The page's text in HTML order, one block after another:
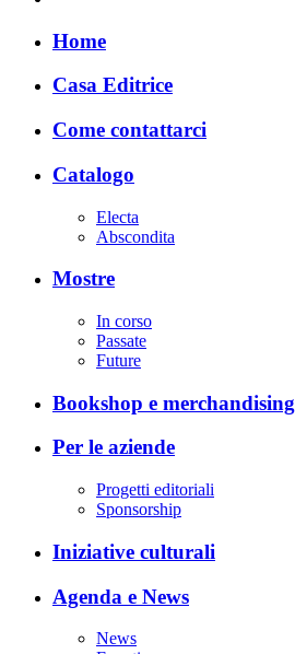
Home
Casa Editrice
Come contattarci
Catalogo
Electa
Abscondita
Mostre
In corso
Passate
Future
Bookshop e merchandising
Per le aziende
Progetti editoriali
Sponsorship
Iniziative culturali
Agenda e News
News